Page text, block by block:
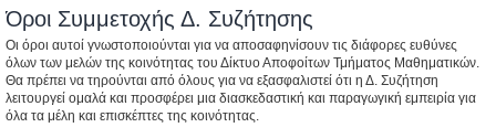
Όροι Συμμετοχής Δ. Συζήτησης
Οι όροι αυτοί γνωστοποιούνται για να αποσαφηνίσουν τις διάφορες ευθύνες
όλων των μελών της κοινότητας του Δίκτυο Αποφοίτων Τμήματος Μαθηματικών.
Θα πρέπει να τηρούνται από όλους για να εξασφαλιστεί ότι η Δ. Συζήτηση
λειτουργεί ομαλά και προσφέρει μια διασκεδαστική και παραγωγική εμπειρία για
όλα τα μέλη και επισκέπτες της κοινότητας.